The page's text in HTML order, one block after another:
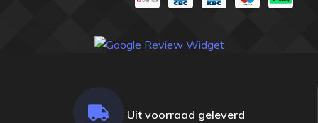
Uit voorraad geleverd